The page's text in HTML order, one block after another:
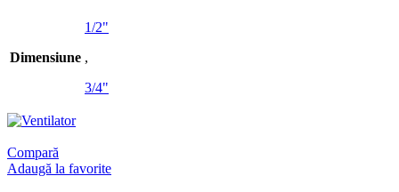
Dimensiune
1/2"
,
3/4"
Compară
Adaugă la favorite